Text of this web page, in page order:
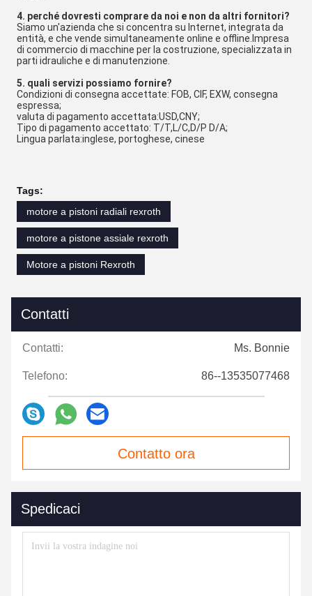
4. perché dovresti comprare da noi e non da altri fornitori?
Siamo un'azienda che si concentra su Internet, integrata da
entità, e che vende simultaneamente online e offline.Impresa
di commercio di macchine per la costruzione, specializzata in
parti idrauliche e di manutenzione.
5. quali servizi possiamo fornire?
Condizioni di consegna accettate: FOB, CIF, EXW, consegna
espressa;
valuta di pagamento accettata:USD,CNY;
Tipo di pagamento accettato: T/T,L/C,D/P D/A;
Lingua parlata:inglese, portoghese, cinese
Tags:
motore a pistoni radiali rexroth
motore a pistone assiale rexroth
Motore a pistoni Rexroth
Contatti
Contatti: Ms. Bonnie
Telefono: 86--13535077468
Contatto ora
Spedicaci